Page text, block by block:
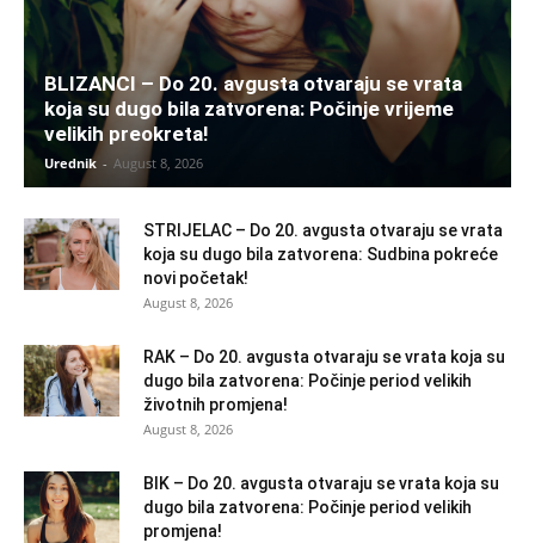
BLIZANCI – Do 20. avgusta otvaraju se vrata
koja su dugo bila zatvorena: Počinje vrijeme
velikih preokreta!
Urednik - August 8, 2026
STRIJELAC – Do 20. avgusta otvaraju se vrata
koja su dugo bila zatvorena: Sudbina pokreće
novi početak!
August 8, 2026
RAK – Do 20. avgusta otvaraju se vrata koja su
dugo bila zatvorena: Počinje period velikih
životnih promjena!
August 8, 2026
BIK – Do 20. avgusta otvaraju se vrata koja su
dugo bila zatvorena: Počinje period velikih
promjena!